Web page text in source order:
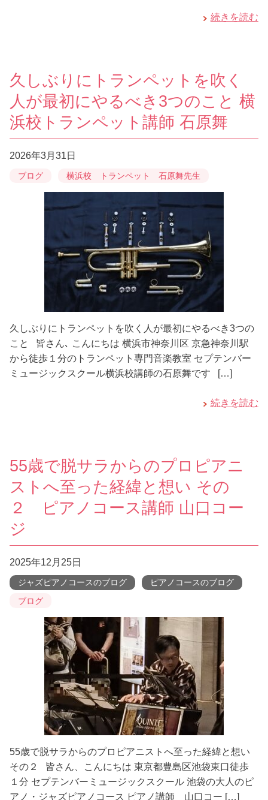
続きを読む
久しぶりにトランペットを吹く
人が最初にやるべき3つのこと 横
浜校トランペット講師 石原舞
2026年3月31日
ブログ 横浜校 トランペット 石原舞先生
久しぶりにトランペットを吹く人が最初にやるべき3つの
こと 皆さん､ こんにちは 横浜市神奈川区 京急神奈川駅
から徒歩１分のトランペット専門音楽教室 セプテンバー
ミュージックスクール横浜校講師の石原舞です […]
続きを読む
55歳で脱サラからのプロピアニ
ストへ至った経緯と想い その
２ ピアノコース講師 山口コー
ジ
2025年12月25日
ジャズピアノコースのブログ
ピアノコースのブログ
ブログ
55歳で脱サラからのプロピアニストへ至った経緯と想い
その２ 皆さん、こんにちは 東京都豊島区池袋東口徒歩
１分 セプテンバーミュージックスクール 池袋の大人のピ
アノ・ジャズピアノコース ピアノ講師 山口コー […]